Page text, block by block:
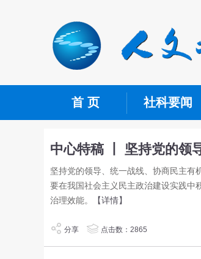
首 页 社科要闻
中心特稿 丨 坚持党的领
坚持党的领导、统一战线、协商民主有
要在我国社会主义民主政治建设实践中
治理效能。
【详情】
分享 点击数：2865